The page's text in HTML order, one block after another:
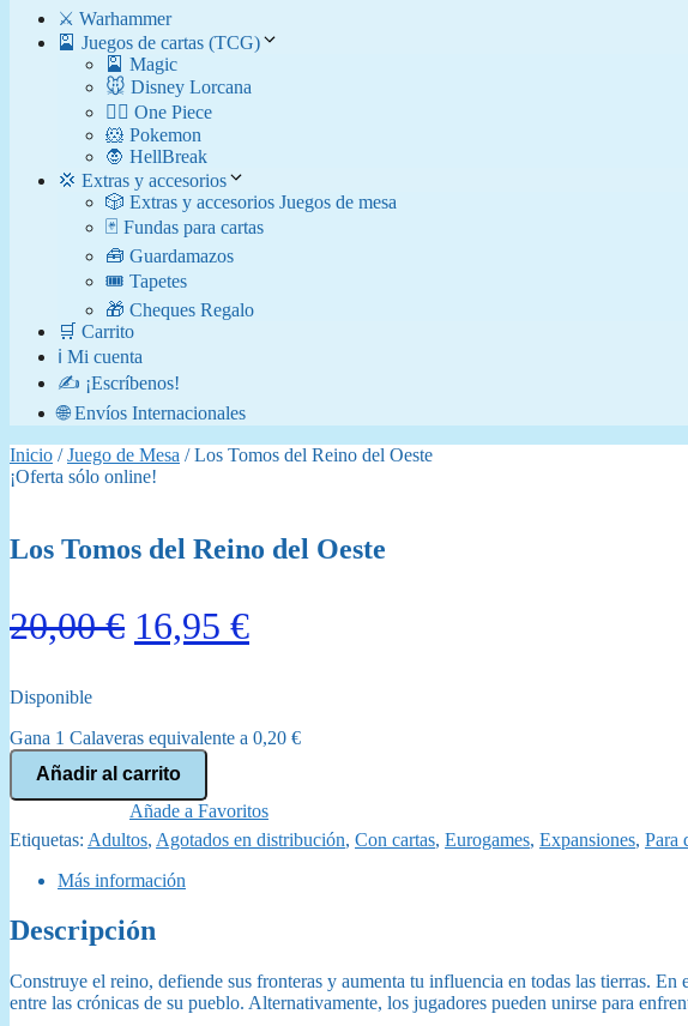
⚔️ Warhammer
🎴 Juegos de cartas (TCG)
🎴 Magic
🐭 Disney Lorcana
🏴‍☠️ One Piece
🐹 Pokemon
🧛​ HellBreak
💢 Extras y accesorios
🎲 Extras y accesorios Juegos de mesa
🃏 Fundas para cartas
🧰 Guardamazos
🎟️ Tapetes
🎁 Cheques Regalo
🛒 Carrito
ℹ️ Mi cuenta
✍️ ¡Escríbenos!
🌐 Envíos Internacionales
Inicio /Juego de Mesa / Los Tomos del Reino del Oeste
¡Oferta sólo online!
Los Tomos del Reino del Oeste
20,00€ El
era:
20,00 €.
16,95 €El
es:
16,95 €.
Disponible
Gana 1 Calaveras equivalente a 0,20 €
Los
Tomos
del
del
cantidad
Añadir al carrito
Añade a Favoritos
Etiquetas: Adultos, Agotados en distribución, Con cartas, Eurogames, Expansiones, Para
Más información
Descripción
Construye el reino, defiende sus fronteras y aumenta tu influencia en todas las tierras.
entre las crónicas de su pueblo. Alternativamente, los jugadores pueden unirse para